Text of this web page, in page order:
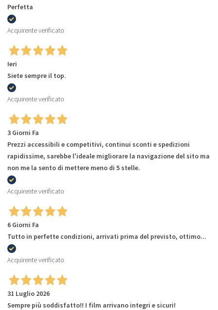
Perfetta
Acquirente verificato
Ieri
Siete sempre il top.
Acquirente verificato
3 Giorni Fa
Prezzi accessibili e competitivi, continui sconti e spedizioni
rapidissime, sarebbe l'ideale migliorare la navigazione del sito ma
non me la sento di mettere meno di 5 stelle.
Acquirente verificato
6 Giorni Fa
Tutto in perfette condizioni, arrivati prima del previsto, ottimo...
Acquirente verificato
31 Luglio 2026
Sempre più soddisfatto!! I film arrivano integri e sicuri!